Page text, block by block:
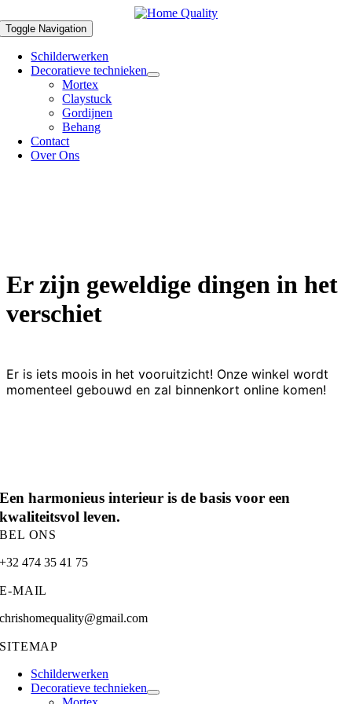
to
content
Toggle Navigation
Schilderwerken
Decoratieve technieken
Mortex
Claystuck
Gordijnen
Behang
Contact
Over Ons
Er zijn geweldige dingen in het
verschiet
Er is iets moois in het vooruitzicht! Onze winkel wordt
momenteel gebouwd en zal binnenkort online komen!
Een harmonieus interieur is de basis voor een
kwaliteitsvol leven.
BEL ONS
+32 474 35 41 75
E-MAIL
chrishomequality@gmail.com
SITEMAP
Schilderwerken
Decoratieve technieken